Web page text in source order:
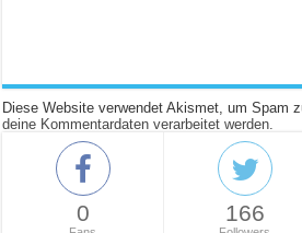
Diese Website verwendet Akismet, um Spam
deine Kommentardaten verarbeitet werden.
0 166